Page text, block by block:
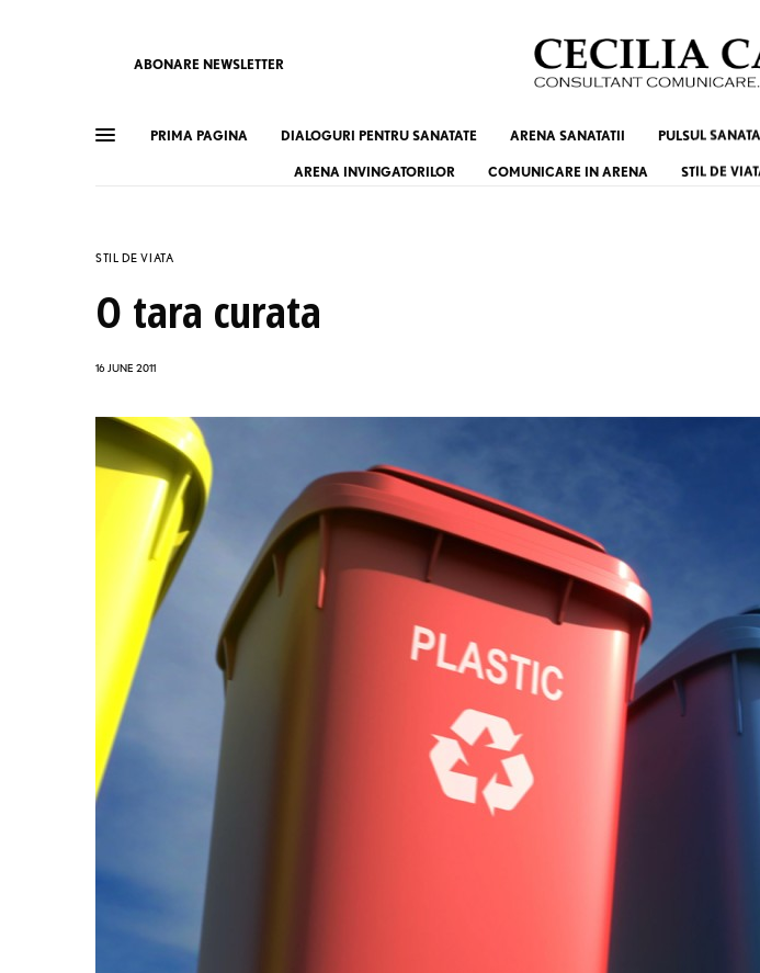
ABONARE NEWSLETTER
PRIMA PAGINA DIALOGURI PENTRU SANATATE ARENA SANATATII PULSUL
ARENA INVINGATORILOR COMUNICARE IN ARENA STIL DE
STIL DE VIATA
O tara curata
16 JUNE 2011